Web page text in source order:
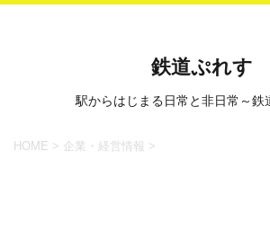
鉄道ぷれす
駅からはじまる日常と非日常～鉄
HOME > 企業・経営情報 >